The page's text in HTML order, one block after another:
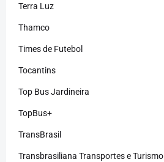
Terra Luz
Thamco
Times de Futebol
Tocantins
Top Bus Jardineira
TopBus+
TransBrasil
Transbrasiliana Transportes e Turismo